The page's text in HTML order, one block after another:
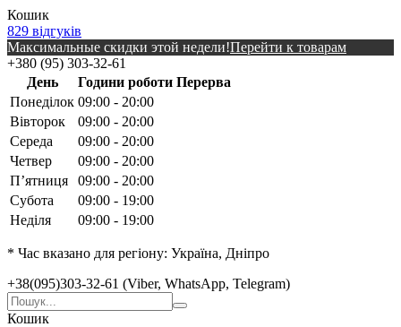
Кошик
829 відгуків
Максимальные скидки этой недели!Перейти к товарам
+380 (95) 303-32-61
День
Години роботи Перерва
Понеділок 09:00 - 20:00
Вівторок
09:00 - 20:00
Середа
09:00 - 20:00
Четвер
09:00 - 20:00
Пʼятниця
09:00 - 20:00
Субота
09:00 - 19:00
Неділя
09:00 - 19:00
* Час вказано для регіону: Україна, Дніпро
+38(095)303-32-61 (Viber, WhatsApp, Telegram)
Кошик